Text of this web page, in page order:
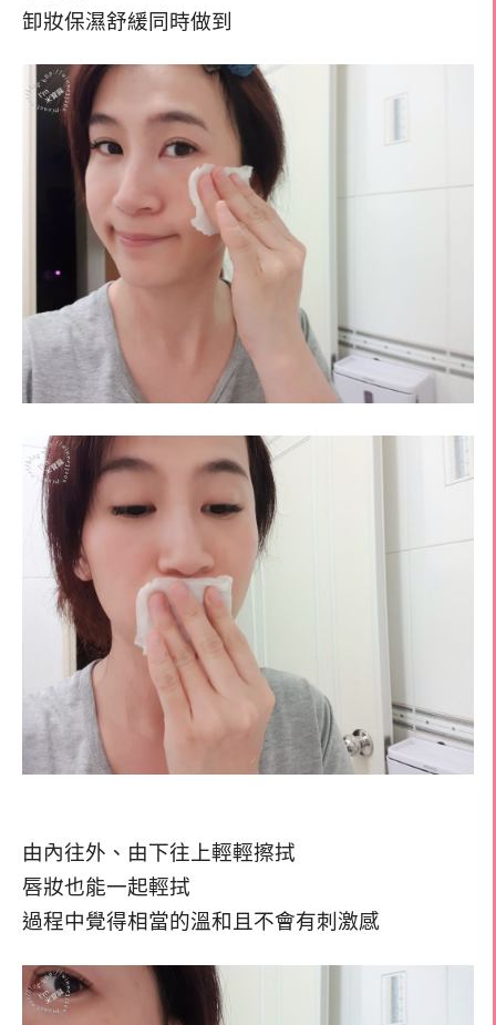
卸妝保濕舒緩同時做到
由內往外、由下往上輕輕擦拭
唇妝也能一起輕拭
過程中覺得相當的溫和且不會有刺激感